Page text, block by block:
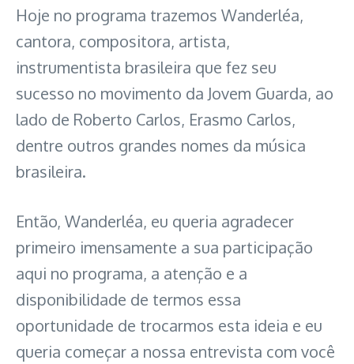
Hoje no programa trazemos Wanderléa,
cantora, compositora, artista,
instrumentista brasileira que fez seu
sucesso no movimento da Jovem Guarda, ao
lado de Roberto Carlos, Erasmo Carlos,
dentre outros grandes nomes da música
brasileira.
Então, Wanderléa, eu queria agradecer
primeiro imensamente a sua participação
aqui no programa, a atenção e a
disponibilidade de termos essa
oportunidade de trocarmos esta ideia e eu
queria começar a nossa entrevista com você